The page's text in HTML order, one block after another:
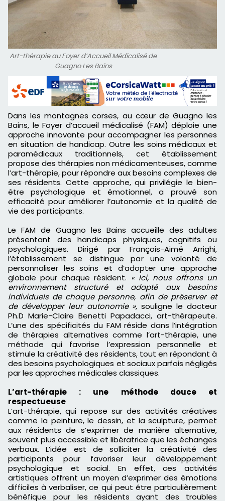
Art-thérapie au Foyer d’Accueil Médicalisé de
Guagno Les Bains
Dans les montagnes corses, au cœur de Guagno les
Bains, le Foyer d’accueil médicalisé (FAM) déploie une
approche innovante pour accompagner les personnes
en situation de handicap. Outre les soins médicaux et
paramédicaux traditionnels, cet établissement
propose des thérapies non médicamenteuses, comme
l’art-thérapie, pour répondre aux besoins complexes de
ses résidents. Cette approche, qui privilégie le bien-
être psychologique et émotionnel, a prouvé son
efficacité pour améliorer l’autonomie et la qualité de
vie des participants.
Le FAM de Guagno les Bains accueille des adultes
présentant des handicaps physiques, cognitifs ou
psychologiques. Dirigé par François-Aimé Arrighi,
l’établissement se distingue par une volonté de
personnaliser les soins et d’adopter une approche
globale pour chaque résident. « Ici, nous offrons un
environnement structuré et adapté aux besoins
individuels de chaque personne, afin de préserver et
de développer leur autonomie », souligne le docteur
Ph.D Marie-Claire Benetti Papadacci, art-thérapeute.
L’une des spécificités du FAM réside dans l’intégration
de thérapies alternatives comme l’art-thérapie, une
méthode qui favorise l’expression personnelle et
stimule la créativité des résidents, tout en répondant à
des besoins psychologiques et sociaux parfois négligés
par les approches médicales classiques.
L’art-thérapie : une méthode douce et
respectueuse
L’art-thérapie, qui repose sur des activités créatives
comme la peinture, le dessin, et la sculpture, permet
aux résidents de s’exprimer de manière alternative,
souvent plus accessible et libératrice que les échanges
verbaux. L’idée est de solliciter la créativité des
participants pour favoriser leur développement
psychologique et social. En effet, ces activités
artistiques offrent un moyen d’exprimer des émotions
difficiles à verbaliser, ce qui peut être particulièrement
bénéfique pour les résidents ayant des troubles